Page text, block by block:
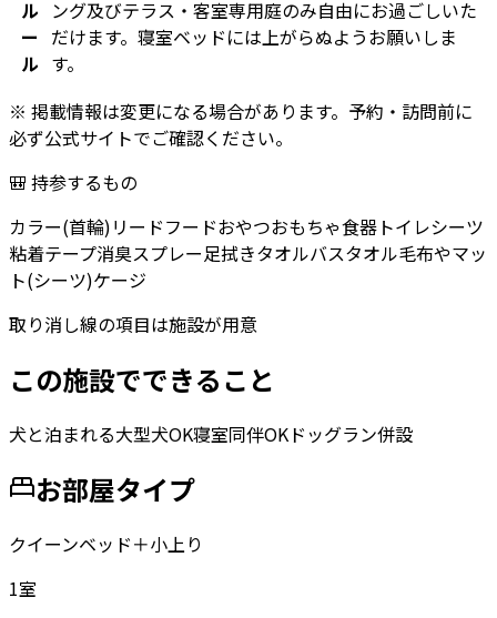
ル
ー
ル
ング及びテラス・客室専用庭のみ自由にお過ごしいた
だけます。寝室ベッドには上がらぬようお願いしま
す。
※ 掲載情報は変更になる場合があります。予約・訪問前に
必ず公式サイトでご確認ください。
🎒 持参するもの
カラー(首輪)リードフードおやつおもちゃ食器 トイレシーツ
粘着テープ消臭スプレー足拭きタオルバスタオル毛布やマッ
ト(シーツ)ケージ
取り消し線の項目は施設が用意
この施設でできること
犬と泊まれる大型犬OK寝室同伴OKドッグラン併設
お部屋タイプ
クイーンベッド＋小上り
1室